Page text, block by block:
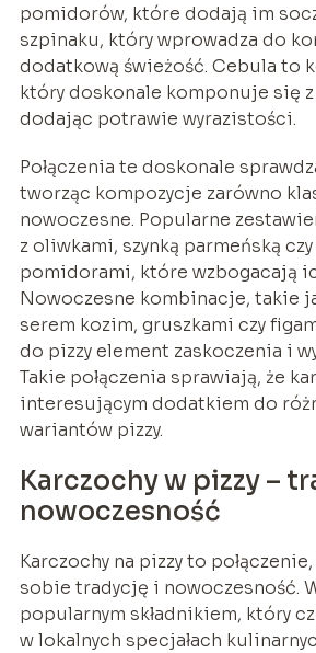
pomidorów, które dodają im
szpinaku, który wprowadza do
dodatkową świeżość. Cebula to
który doskonale komponuje się
dodając potrawie wyrazistości.
Połączenia te doskonale
tworząc kompozycje zarówno
nowoczesne. Popularne
z oliwkami, szynką parmeńską
pomidorami, które wzbogacają
Nowoczesne kombinacje, takie
serem kozim, gruszkami czy
do pizzy element zaskoczenia i
Takie połączenia sprawiają, że
interesującym dodatkiem do
wariantów pizzy.
Karczochy w pizzy –
nowoczesność
Karczochy na pizzy to
sobie tradycję i nowoczesność.
popularnym składnikiem, który
w lokalnych specjałach